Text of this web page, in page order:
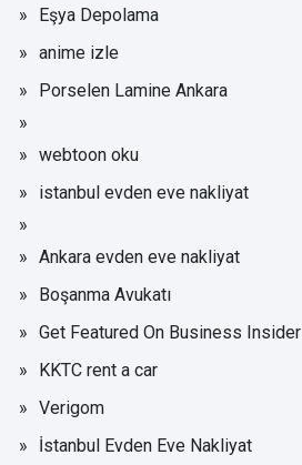
Eşya Depolama
anime izle
Porselen Lamine Ankara
webtoon oku
istanbul evden eve nakliyat
Ankara evden eve nakliyat
Boşanma Avukatı
Get Featured On Business Insider
KKTC rent a car
Verigom
İstanbul Evden Eve Nakliyat